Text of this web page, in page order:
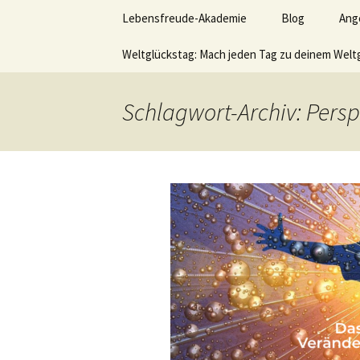
Lerne deinen stressigen Alltag
Lebensfreude-Akademie Blog
Weltglückstag: Mach jeden Tag zu deinem
Schlagwort-Archiv: